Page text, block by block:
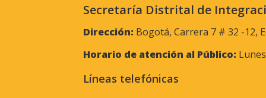
Secretaría Distrital de
Dirección: Bogotá, Carrera 7 # 32 -12,
Horario de atención al Público:
Líneas telefónicas